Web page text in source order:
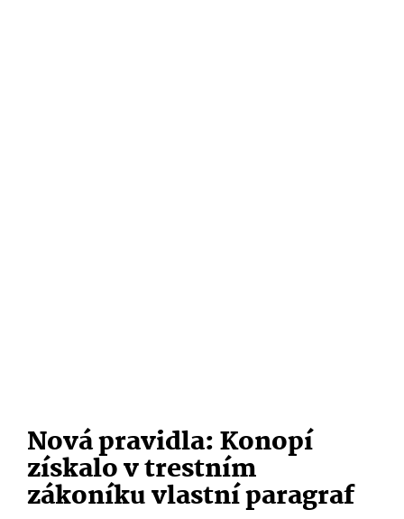
Nová pravidla: Konopí
získalo v trestním
zákoníku vlastní paragraf